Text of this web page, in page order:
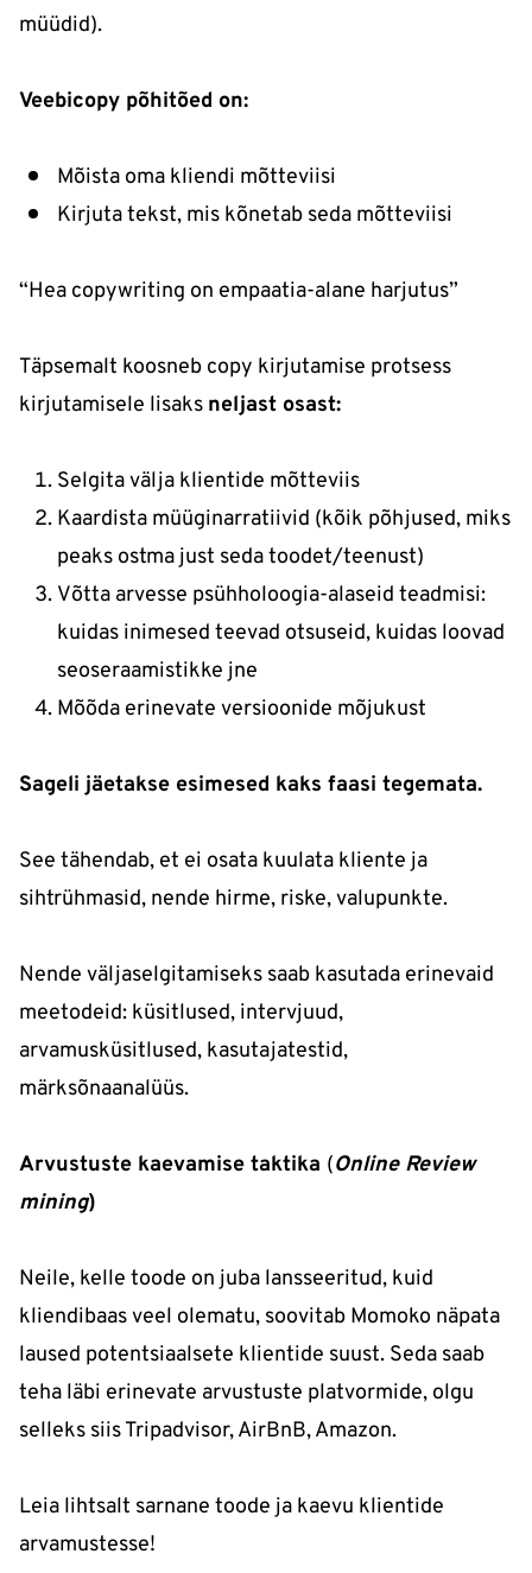
müüdid).
Veebicopy põhitõed on:
Mõista oma kliendi mõtteviisi
Kirjuta tekst, mis kõnetab seda mõtteviisi
“Hea copywriting on empaatia-alane harjutus”
Täpsemalt koosneb copy kirjutamise protsess
kirjutamisele lisaks neljast osast:
Selgita välja klientide mõtteviis
Kaardista müüginarratiivid (kõik põhjused, miks
peaks ostma just seda toodet/teenust)
Võtta arvesse psühholoogia-alaseid teadmisi:
kuidas inimesed teevad otsuseid, kuidas loovad
seoseraamistikke jne
Mõõda erinevate versioonide mõjukust
Sageli jäetakse esimesed kaks faasi tegemata.
See tähendab, et ei osata kuulata kliente ja
sihtrühmasid, nende hirme, riske, valupunkte.
Nende väljaselgitamiseks saab kasutada erinevaid
meetodeid: küsitlused, intervjuud,
arvamusküsitlused, kasutajatestid,
märksõnaanalüüs.
Arvustuste kaevamise taktika (Online Review
mining)
Neile, kelle toode on juba lansseeritud, kuid
kliendibaas veel olematu, soovitab Momoko näpata
laused potentsiaalsete klientide suust. Seda saab
teha läbi erinevate arvustuste platvormide, olgu
selleks siis Tripadvisor, AirBnB, Amazon.
Leia lihtsalt sarnane toode ja kaevu klientide
arvamustesse!